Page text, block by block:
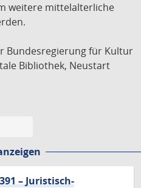
weitere mittelalterliche
Bundesregierung für Kultur
Bibliothek, Neustart
– Juristisch-